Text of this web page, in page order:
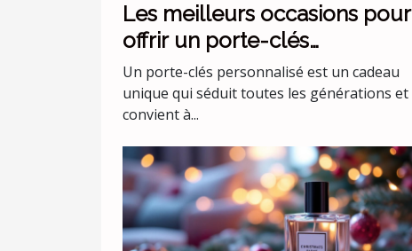
Les meilleurs occasions pour
offrir un porte-clés
personnalisé
Un porte-clés personnalisé est un cadeau
unique qui séduit toutes les générations et
convient à...